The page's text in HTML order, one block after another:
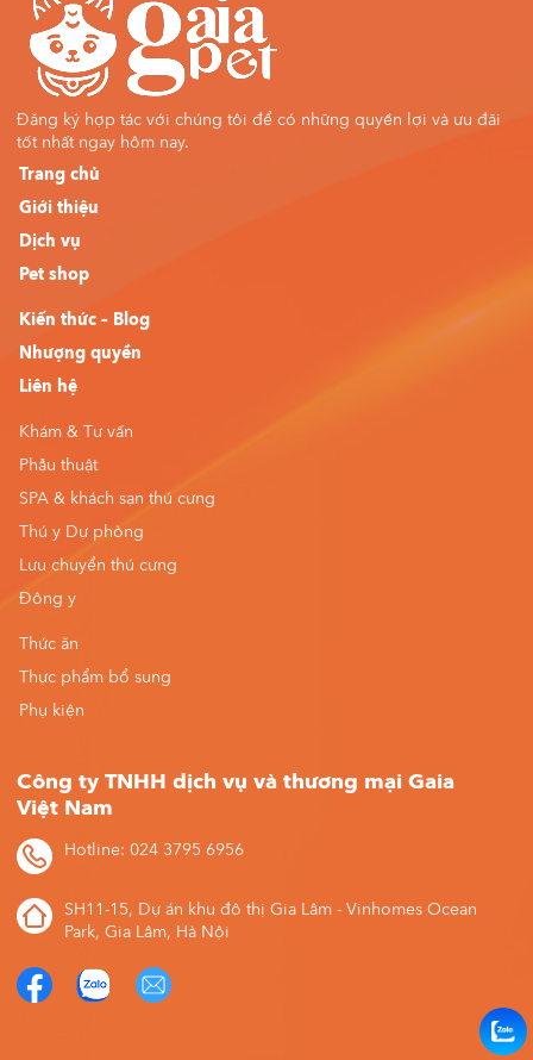
Đăng ký hợp tác với chúng tôi để có những quyền lợi và ưu đãi
tốt nhất ngay hôm nay.
Trang chủ
Giới thiệu
Dịch vụ
Pet shop
Kiến thức – Blog
Nhượng quyền
Liên hệ
Khám & Tư vấn
Phẫu thuật
SPA & khách sạn thú cưng
Thú y Dự phòng
Lưu chuyển thú cưng
Đông y
Thức ăn
Thực phẩm bổ sung
Phụ kiện
Công ty TNHH dịch vụ và thương mại Gaia
Việt Nam
Hotline: 024 3795 6956
SH11-15, Dự án khu đô thị Gia Lâm - Vinhomes Ocean
Park, Gia Lâm, Hà Nội